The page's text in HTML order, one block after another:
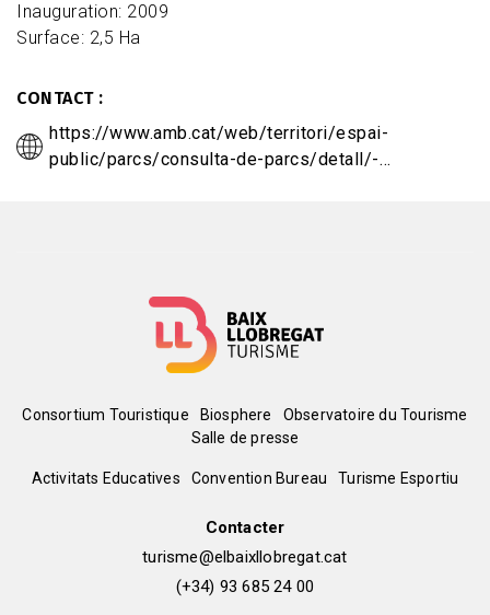
Inauguration: 2009
Surface: 2,5 Ha
CONTACT
https://www.amb.cat/web/territori/espai-
public/parcs/consulta-de-parcs/detall/-…
Menú
del
Consortium Touristique Biosphere
Observatoire du Tourisme
Salle de presse
Peu
Activitats Educatives Convention Bureau Turisme Esportiu
Contacter
turisme@elbaixllobregat.cat
(+34) 93 685 24 00